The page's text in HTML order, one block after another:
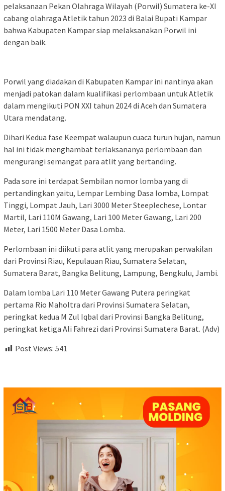
pelaksanaan Pekan Olahraga Wilayah (Porwil) Sumatera ke-XI
cabang olahraga Atletik tahun 2023 di Balai Bupati Kampar
bahwa Kabupaten Kampar siap melaksanakan Porwil ini
dengan baik.
Porwil yang diadakan di Kabupaten Kampar ini nantinya akan
menjadi patokan dalam kualifikasi perlombaan untuk Atletik
dalam mengikuti PON XXI tahun 2024 di Aceh dan Sumatera
Utara mendatang.
Dihari Kedua fase Keempat walaupun cuaca turun hujan, namun
hal ini tidak menghambat terlaksananya perlombaan dan
mengurangi semangat para atlit yang bertanding.
Pada sore ini terdapat Sembilan nomor lomba yang di
pertandingkan yaitu, Lempar Lembing Dasa lomba, Lompat
Tinggi, Lompat Jauh, Lari 3000 Meter Steeplechese, Lontar
Martil, Lari 110M Gawang, Lari 100 Meter Gawang, Lari 200
Meter, Lari 1500 Meter Dasa Lomba.
Perlombaan ini diikuti para atlit yang merupakan perwakilan
dari Provinsi Riau, Kepulauan Riau, Sumatera Selatan,
Sumatera Barat, Bangka Belitung, Lampung, Bengkulu, Jambi.
Dalam lomba Lari 110 Meter Gawang Putera peringkat
pertama Rio Maholtra dari Provinsi Sumatera Selatan,
peringkat kedua M Zul Iqbal dari Provinsi Bangka Belitung,
peringkat ketiga Ali Fahrezi dari Provinsi Sumatera Barat. (Adv)
Post Views: 541